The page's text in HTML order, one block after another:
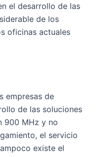
el desarrollo de las
de los
oficinas actuales
empresas de
de las soluciones
900 MHz y no
el servicio
existe el